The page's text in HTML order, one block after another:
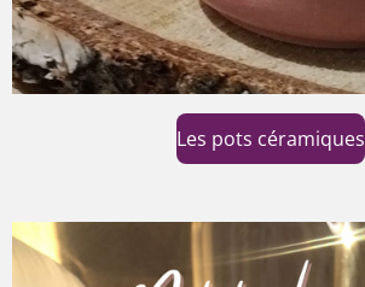
Les pots céramiques